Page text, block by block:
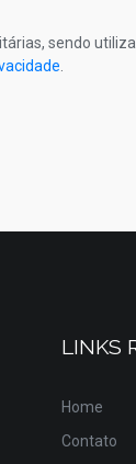
sendo
LINKS
Home
Contato